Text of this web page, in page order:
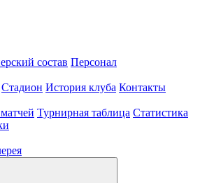
состав Персонал
Стадион История клуба Контакты
Турнирная таблица Статистика